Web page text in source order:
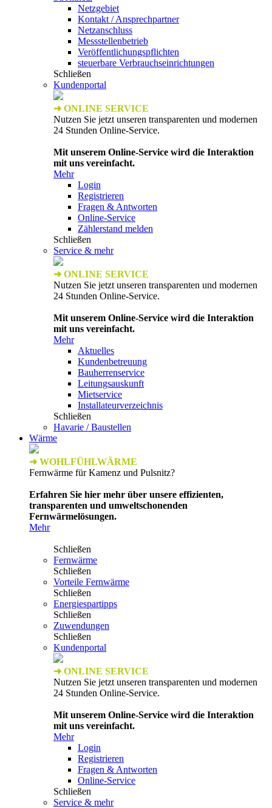
Netzgebiet
Kontakt / Ansprechpartner
Netzanschluss
Messstellenbetrieb
Veröffentlichungspflichten
steuerbare Verbrauchseinrichtungen
Schließen
Kundenportal
➜ ONLINE SERVICE
Nutzen Sie jetzt unseren transparenten und modernen
24 Stunden Online-Service.
Mit unserem Online-Service wird die Interaktion
mit uns vereinfacht.
Mehr
Login
Registrieren
Fragen & Antworten
Online-Service
Zählerstand melden
Schließen
Service & mehr
➜ ONLINE SERVICE
Nutzen Sie jetzt unseren transparenten und modernen
24 Stunden Online-Service.
Mit unserem Online-Service wird die Interaktion
mit uns vereinfacht.
Mehr
Aktuelles
Kundenbetreuung
Bauherrenservice
Leitungsauskunft
Mietservice
Installateurverzeichnis
Schließen
Havarie / Baustellen
Wärme
➜ WOHLFÜHLWÄRME
Fernwärme für Kamenz und Pulsnitz?
Erfahren Sie hier mehr über unsere effizienten,
transparenten und umweltschonenden
Fernwärmelösungen.
Mehr
Schließen
Fernwärme
Schließen
Vorteile Fernwärme
Schließen
Energiespartipps
Schließen
Zuwendungen
Schließen
Kundenportal
➜ ONLINE SERVICE
Nutzen Sie jetzt unseren transparenten und modernen
24 Stunden Online-Service.
Mit unserem Online-Service wird die Interaktion
mit uns vereinfacht.
Mehr
Login
Registrieren
Fragen & Antworten
Online-Service
Schließen
Service & mehr